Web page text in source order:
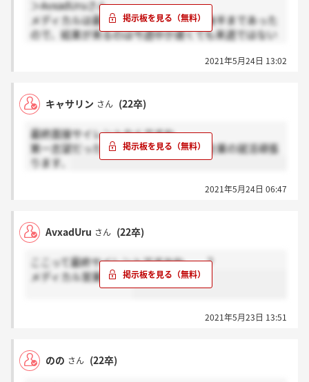
＞AvxadUruさん
メディカルは最終面接の日程が先週の後半まであった
ので、結果が来るのは今週中か遅くても来週ではない
2021年5月24日 13:02
キャサリン さん (22卒)
最終面接サイレントなんですね、。
第一志望だったので残念ですが、他の企業の就活頑張
ります、
2021年5月24日 06:47
AvxadUru さん (22卒)
ここって最終サイレントですかね、、？
メディカル営業です。
2021年5月23日 13:51
のの さん (22卒)